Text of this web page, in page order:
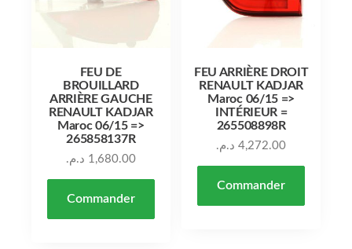
FEU DE
BROUILLARD
ARRIÈRE GAUCHE
RENAULT KADJAR
Maroc 06/15 =>
265858137R
1,680.00 د.م.
Commander
FEU ARRIÈRE DROIT
RENAULT KADJAR
Maroc 06/15 =>
INTÉRIEUR =
265508898R
4,272.00 د.م.
Commander